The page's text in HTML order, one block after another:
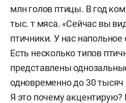
млн голов птицы. В год
тыс. т мяса. «Сейчас вы
птичники. У нас
Есть несколько типов
представлены
одновременно до 30
Я это почему акцентирую?